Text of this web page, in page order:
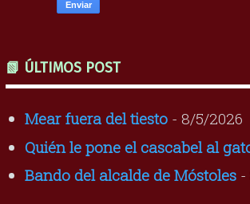
📗 ÚLTIMOS POST
Mear fuera del tiesto- 8/5/2026
Quién le pone el cascabel al
Bando del alcalde de Móstoles-